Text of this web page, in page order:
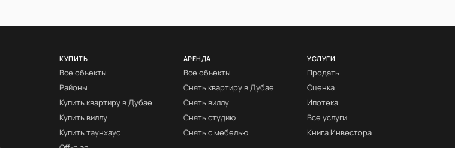
КУПИТЬ
Все объекты
Районы
Купить квартиру в Дубае
Купить виллу
Купить таунхаус
АРЕНДА
Все объекты
Снять квартиру в Дубае
Снять виллу
Снять студию
Снять с мебелью
УСЛУГИ
Продать
Оценка
Ипотека
Все услуги
Книга Инвестора